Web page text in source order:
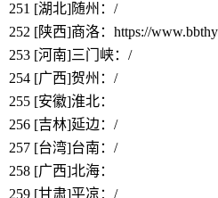
251 [湖北]随州：/
252 [陕西]商洛：https://
253 [河南]三门峡：/
254 [广西]贺州：/
255 [安徽]淮北：
256 [吉林]延边：/
257 [台湾]台南：/
258 [广西]北海：
259 [甘肃]平凉 ：/